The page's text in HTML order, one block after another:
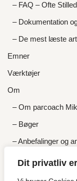
Dit privatliv
– FAQ – Ofte
– Dokumentation
– De mest læste
Emner
Værktøjer
Om
– Om parcoach
– Bøger
– Anbefalinger og
– Priser og gratis